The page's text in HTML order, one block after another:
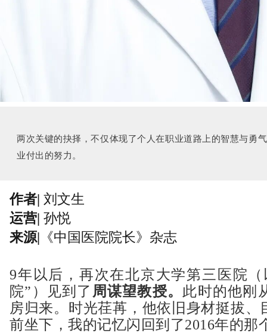
两次关键的抉择，不仅体现了个人在职业道路上的智慧与勇
业付出的努力。
作者| 刘文生
运营| 孙悦
来源| 《中国医院院长》杂志
9年以后，再次在北京大学第三医院
院”）见到了 周谋望教授。 此时的他刚
房归来。时光荏苒，他依旧身材挺拔、
前坐下，我的记忆闪回到了2016年的那